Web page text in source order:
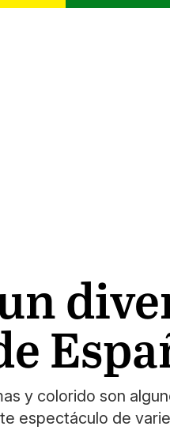
un
y colorido son
espectáculo de